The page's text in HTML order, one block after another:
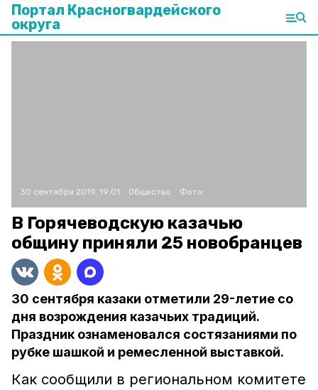
Портал Красногвардейского
округа
30 сентября 2019, 19:01 Общество Фото:
В Горячеводскую казачью
общину приняли 25 новобранцев
30 сентября казаки отметили 29-летие со
дня возрождения казачьих традиций.
Праздник ознаменовался состязаниями по
рубке шашкой и ремесленной выставкой.
Как сообщили в региональном комитете